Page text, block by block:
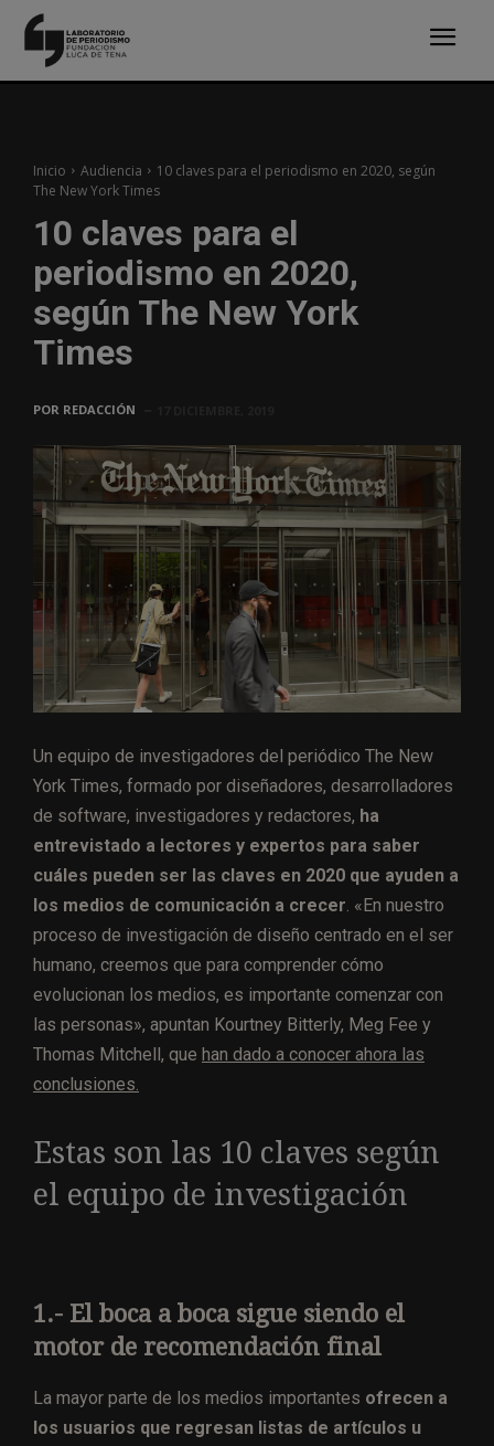
Inicio Audiencia
10 claves para el periodismo en 2020, según
The New York Times
10 claves para el
periodismo en 2020,
según The New York
Times
POR REDACCIÓN
Un equipo de investigadores del periódico The New
York Times, formado por diseñadores, desarrolladores
de software, investigadores y redactores, ha
entrevistado a lectores y expertos para saber
cuáles pueden ser las claves en 2020 que ayuden a
los medios de comunicación a crecer. «En nuestro
proceso de investigación de diseño centrado en el ser
humano, creemos que para comprender cómo
evolucionan los medios, es importante comenzar con
las personas», apuntan Kourtney Bitterly, Meg Fee y
Thomas Mitchell, que han dado a conocer ahora las
conclusiones.
Estas son las 10 claves según
el equipo de investigación
1.- El boca a boca sigue siendo el
motor de recomendación final
La mayor parte de los medios importantes ofrecen a
los usuarios que regresan listas de artículos u